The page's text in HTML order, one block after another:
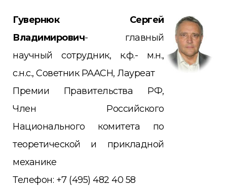
Гувернюк Сергей
Владимирович- главный
научныйсотрудник, к.ф.- м.н.,
с.н.с., Советник РААСН, Лауреат
Премии Правительства РФ,
Член Российского
Национального комитета по
теоретической и прикладной
механике
Телефон: +7 (495) 482 40 58